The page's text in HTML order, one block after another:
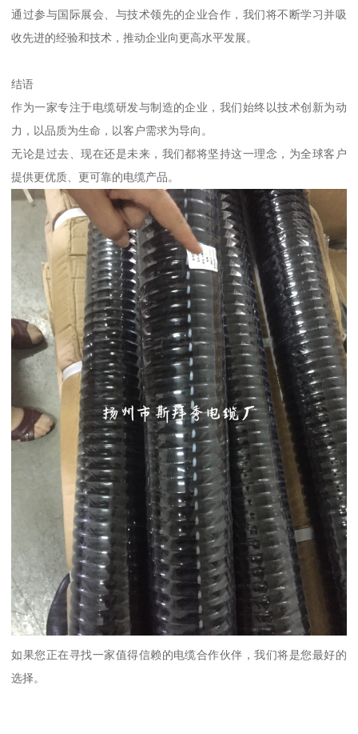
通过参与国际展会、与技术领先的企业合作，我们将不断学习并吸
收先进的经验和技术，推动企业向更高水平发展。
结语
作为一家专注于电缆研发与制造的企业，我们始终以技术创新为动
力，以品质为生命，以客户需求为导向。
无论是过去、现在还是未来，我们都将坚持这一理念，为全球客户
提供更优质、更可靠的电缆产品。
如果您正在寻找一家值得信赖的电缆合作伙伴，我们将是您最好的
选择。